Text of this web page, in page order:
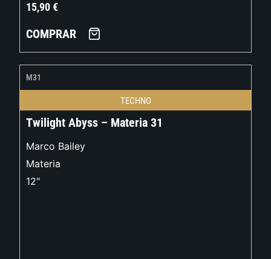
15,90€
COMPRAR
M31
TECHNO
Twilight Abyss – Materia 31
Marco Bailey
Materia
12"